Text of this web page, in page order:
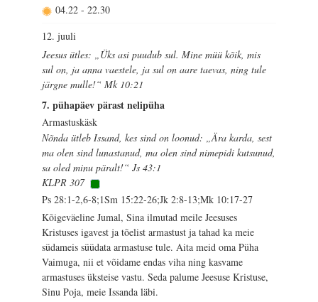
04.22 - 22.30
12. juuli
Jeesus ütles: „Üks asi puudub sul. Mine müü kõik, mis
sul on, ja anna vaestele, ja sul on aare taevas, ning tule
järgne mulle!“ Mk 10:21
7. pühapäev pärast nelipüha
Armastuskäsk
Nõnda ütleb Issand, kes sind on loonud: „Ära karda, sest
ma olen sind lunastanud, ma olen sind nimepidi kutsunud,
sa oled minu päralt!“ Js 43:1
KLPR 307
Ps 28:1-2,6-8;1Sm 15:22-26;Jk 2:8-13;Mk 10:17-27
Kõigeväeline Jumal, Sina ilmutad meile Jeesuses
Kristuses igavest ja tõelist armastust ja tahad ka meie
südameis süüdata armastuse tule. Aita meid oma Püha
Vaimuga, nii et võidame endas viha ning kasvame
armastuses üksteise vastu. Seda palume Jeesuse Kristuse,
Sinu Poja, meie Issanda läbi.